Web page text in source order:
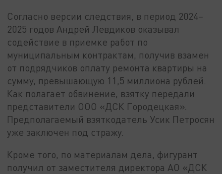
Согласно версии следствия, в период 2024–
2025 годов Андрей Левдиков оказывал
содействие в приемке работ по
муниципальным контрактам, получив взамен
от подрядчиков оплату ремонта квартиры на
сумму, превышающую 11,5 миллиона рублей.
Как полагает обвинение, взятку передали
представители ООО «ДСК Городецкая».
Предполагаемый взяткодатель Усик Петросян
уже заключен под стражу.
Кроме того, по материалам дела, фигурант
получил от заместителя директора АО «ДСК